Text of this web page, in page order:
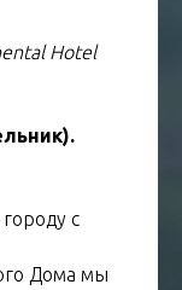
Hotel
с
Дома мы